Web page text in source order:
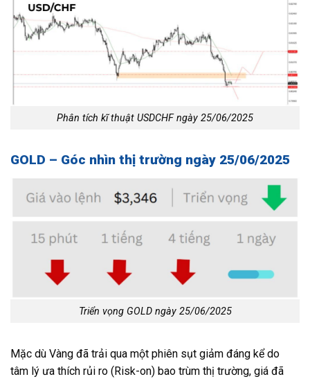
Phân tích kĩ thuật USDCHF ngày 25/06/2025
GOLD – Góc nhìn thị trường ngày 25/06/2025
Triển vọng GOLD ngày 25/06/2025
Mặc dù Vàng đã trải qua một phiên sụt giảm đáng kể do
tâm lý ưa thích rủi ro (Risk-on) bao trùm thị trường, giá đã